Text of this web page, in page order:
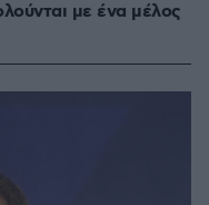
με ένα μέλος